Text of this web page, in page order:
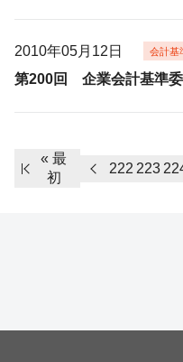
2010年05月12日 会計基
第200回 企業会計基準
« 最
初
222 223